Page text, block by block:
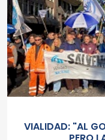
VIALIDAD: "AL